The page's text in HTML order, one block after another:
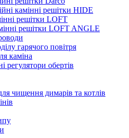
камінні решітки HIDE
решітки LOFT
решітки LOFT ANGLE
гарячого повітря
каміна
регулятори обертів
чищення димарів та котлів